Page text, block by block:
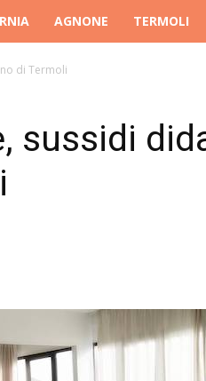
AGNONE TERMOLI
di Termoli
sussidi